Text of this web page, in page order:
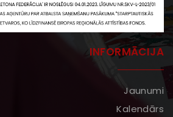
INFORMĀCIJA
Jaunumi
Kalendārs